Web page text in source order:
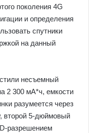
поколения 4G
и определения
спутники
на данный
несъемный
2 300 мА*ч, емкости
разумеется через
второй 5-дюймовый
разрешением